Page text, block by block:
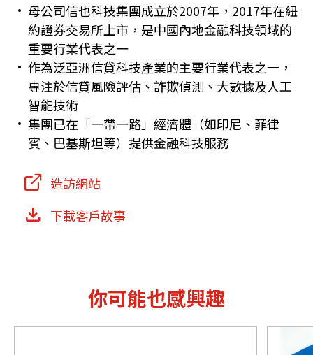
母公司信也科技集團成立於2007年，2017年在紐
約證券交易所上市，是中國內地金融科技領域的
重要行業代表之一
作為泛亞洲信貸科技產業的主要行業代表之一，
專注於信貸風險評估、詐欺偵測、大數據及人工
智能技術
集團已在「一帶一路」經濟體（如印尼、菲律
賓、巴基斯坦等）提供金融科技服務
造訪網站
下載客戶故事
你可能也感興趣